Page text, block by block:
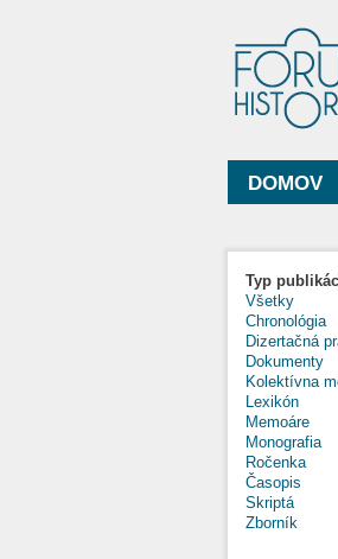
Hlavné menu
DOMOV
Typ
Všetky
Chronológia
Dizertačná
Dokumenty
Kolektívna
Lexikón
Memoáre
Monografia
Ročenka
Časopis
Skriptá
Zborník